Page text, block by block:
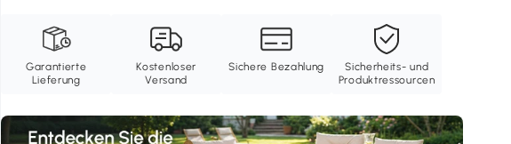
Garantierte
Lieferung
Kostenloser
Versand
Sichere Bezahlung
Sicherheits- und
Produktressourcen